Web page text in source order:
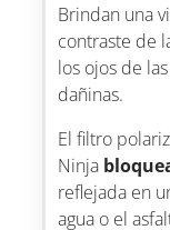
Brindan una
contraste de
los ojos de
dañinas.
El filtro
Ninja
reflejada en
agua o el